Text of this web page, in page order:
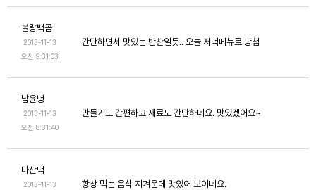
불량백곰
2013-11-13
오전 9:31:03
간단하면서 맛있는 반찬일듯.. 오늘 저녁메뉴로 당첨
남윤녕
2013-11-13
오전 8:31:40
만들기도 간편하고 재료도 간단하네요. 맛있겠어요~
마산댁
2013-11-13
항상 먹는 음식 지겨운데 맛있어 보이네요.